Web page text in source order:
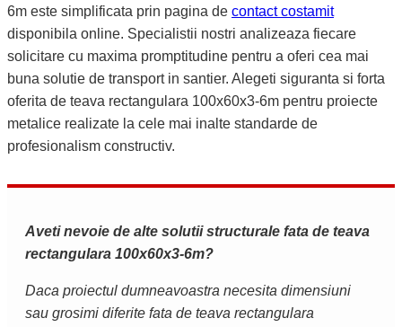
6m este simplificata prin pagina de contact costamit
disponibila online. Specialistii nostri analizeaza fiecare
solicitare cu maxima promptitudine pentru a oferi cea mai
buna solutie de transport in santier. Alegeti siguranta si forta
oferita de teava rectangulara 100x60x3-6m pentru proiecte
metalice realizate la cele mai inalte standarde de
profesionalism constructiv.
Aveti nevoie de alte solutii structurale fata de teava
rectangulara 100x60x3-6m?
Daca proiectul dumneavoastra necesita dimensiuni
sau grosimi diferite fata de teava rectangulara